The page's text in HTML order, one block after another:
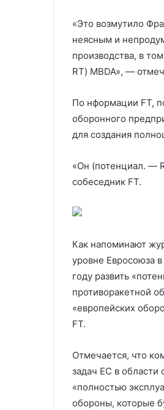
«Это возмутило
неясным и
производства, в
RT) MBDA», —
По нформации FT,
оборонного
для создания
«Он (потенциал. —
собеседник FT.
Как напоминают
уровне Евросоюза
году развить
противоракетной
«европейских
FT.
Отмечается, что
задач ЕС в области
«полностью
обороны, которые